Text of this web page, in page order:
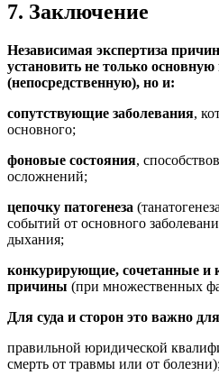
7. Заключение
Независимая экспертиза
установить не только
(непосредственную), но и:
сопутствующие заболевания,
основного;
фоновые состояния,
осложнений;
цепочку патогенеза
событий от основного
дыхания;
конкурирующие, сочетанные и
причины (при множественных
Для суда и сторон это важно
правильной юридической
смерть от травмы или от болезни);